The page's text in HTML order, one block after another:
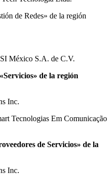
de Redes» de la región
México S.A. de C.V.
de la región
Inc.
Tecnologias Em Comunicação
de Servicios» de la
Inc.